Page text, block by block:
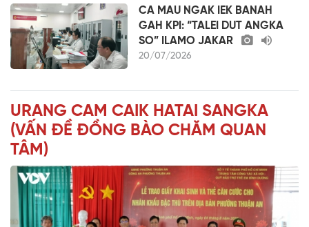
CA MAU NGAK IEK BANAH
GAH KPI: “TALEI DUT ANGKA
SO” ILAMO JAKAR
20/07/2026
URANG CAM CAIK HATAI SANGKA
(VẤN ĐỀ ĐỒNG BÀO CHĂM QUAN
TÂM)